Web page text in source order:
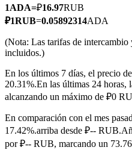
Futuros del USDC
Futuros que utilizan
1ADA=₽16.97RUB
₽1RUB=0.05892314ADA
(Nota: Las tarifas de intercambio
incluidos.)
En los últimos 7 días, el precio
20.31%.En las últimas 24 horas,
alcanzando un máximo de ₽0
En comparación con el mes
17.42%.arriba desde ₽-- RUB.
por ₽-- RUB, marcando un